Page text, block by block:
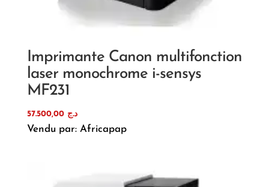
Imprimante Canon multifonction
laser monochrome i-sensys
MF231
د.ج 57.500,00
Vendu par: Africapap